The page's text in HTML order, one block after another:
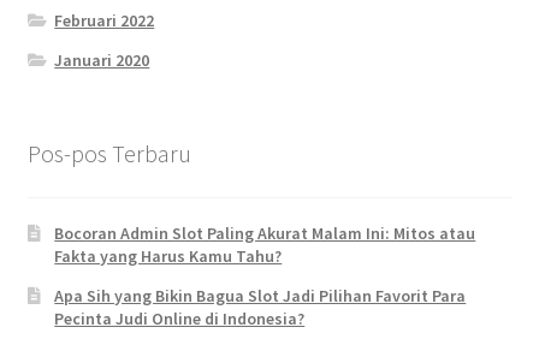
Februari 2022
Januari 2020
Pos-pos Terbaru
Bocoran Admin Slot Paling Akurat Malam Ini: Mitos atau
Fakta yang Harus Kamu Tahu?
Apa Sih yang Bikin Bagua Slot Jadi Pilihan Favorit Para
Pecinta Judi Online di Indonesia?